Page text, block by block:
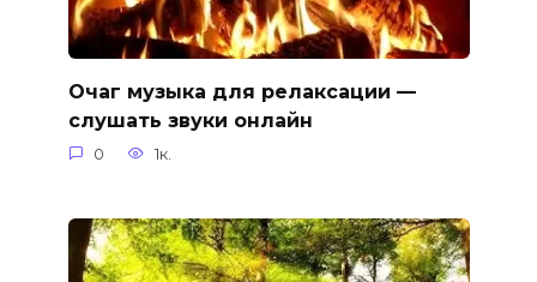
Очаг музыка для релаксации —
слушать звуки онлайн
0 1к.